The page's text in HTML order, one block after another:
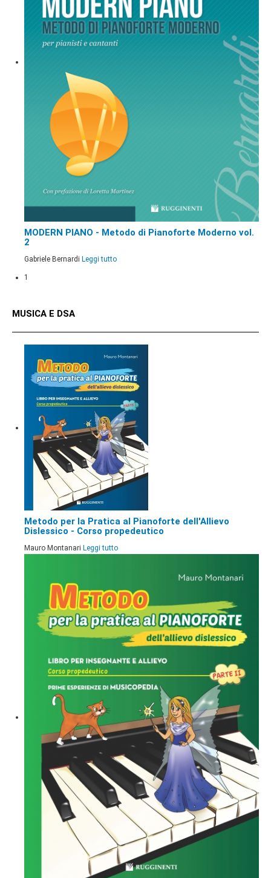
MODERN PIANO - Metodo di Pianoforte Moderno vol.
2
Gabriele Bernardi Leggi tutto
1
MUSICA E DSA
Metodo per la Pratica al Pianoforte dell'Allievo
Dislessico - Corso propedeutico
Mauro Montanari Leggi tutto